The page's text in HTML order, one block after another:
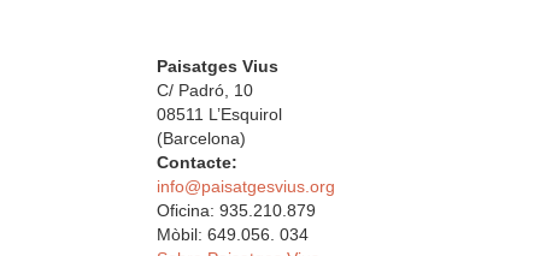
Paisatges Vius
C/ Padró, 10
08511 L’Esquirol
(Barcelona)
Contacte:
info@paisatgesvius.org
Oficina: 935.210.879
Mòbil: 649.056. 034